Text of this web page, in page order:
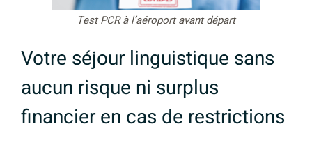
Test PCR à l’aéroport avant départ
Votre séjour linguistique sans
aucun risque ni surplus
financier en cas de restrictions